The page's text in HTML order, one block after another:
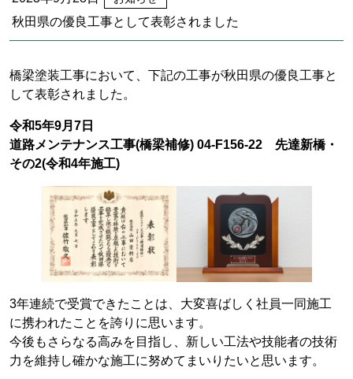
秋田県の優良工事として表彰されました
橋梁塗装工事において、下記の工事が秋田県の優良工事と
して表彰されました。
令和5年9月7日
道路メンテナンス工事(橋梁補修) 04-F156-22 先達新橋・
その2(令和4年施工)
3年連続で受賞できたことは、大変喜ばしく社員一同施工
に携われたことを誇りに思います。
今後もさらなる高みを目指し、新しい工法や技能者の技術
力を維持し確かな施工に努めてまいりたいと思います。